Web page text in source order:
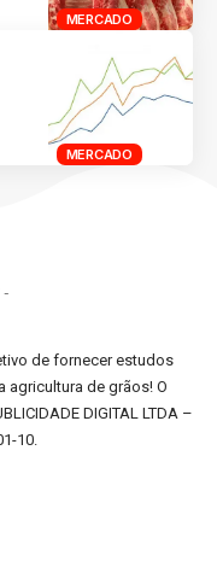
MERCADO
MERCADO
-
de fornecer estudos
agricultura de grãos! O
DIGITAL LTDA –
10.